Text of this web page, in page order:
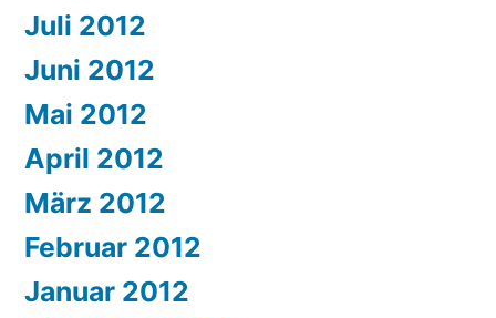
Juli 2012
Juni 2012
Mai 2012
April 2012
März 2012
Februar 2012
Januar 2012